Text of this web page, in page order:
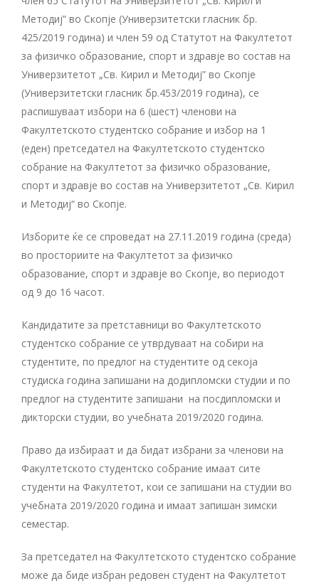
Методиј” во Скопје (Универзитетски гласник бр.
425/2019 година) и член 59 од Статутот на Факултетот
за физичко образование, спорт и здравје во состав на
Универзитетот „Св. Кирил и Методиј” во Скопје
(Универзитетски гласник бр.453/2019 година), се
распишуваат избори на 6 (шест) членови на
Факултетското студентско собрание и избор на 1
(еден) претседател на Факултетското студентско
собрание на Факултетот за физичко образование,
спорт и здравје во состав на Универзитетот „Св. Кирил
и Методиј“ во Скопје.
Изборите ќе се спроведат на 27.11.2019 година (среда)
во просториите на Факултетот за физичко
образование, спорт и здравје во Скопје, во периодот
од 9 до 16 часот.
Кандидатите за претставници во Факултетското
студентско собрание се утврдуваат на собири на
студентите, по предлог на студентите од секоја
студиска година запишани на додипломски студии и по
предлог на студентите запишани на посдипломски и
дикторски студии, во учебната 2019/2020 година.
Право да избираат и да бидат избрани за членови на
Факултетското студентско собрание имаат сите
студенти на Факултетот, кои се запишани на студии во
учебната 2019/2020 година и имаат запишан зимски
семестар.
За претседател на Факултетското студентско собрание
може да биде избран редовен студент на Факултетот